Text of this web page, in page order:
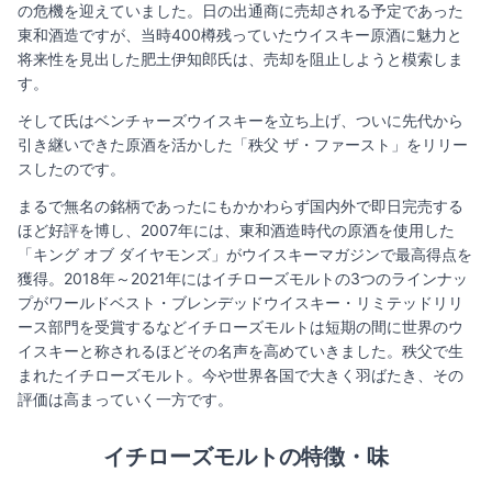
の危機を迎えていました。日の出通商に売却される予定であった
東和酒造ですが、当時400樽残っていたウイスキー原酒に魅力と
将来性を見出した肥土伊知郎氏は、売却を阻止しようと模索しま
す。
そして氏はベンチャーズウイスキーを立ち上げ、ついに先代から
引き継いできた原酒を活かした「秩父 ザ・ファースト」をリリー
スしたのです。
まるで無名の銘柄であったにもかかわらず国内外で即日完売する
ほど好評を博し、2007年には、東和酒造時代の原酒を使用した
「キング オブ ダイヤモンズ」がウイスキーマガジンで最高得点を
獲得。2018年～2021年にはイチローズモルトの3つのラインナッ
プがワールドベスト・ブレンデッドウイスキー・リミテッドリリ
ース部門を受賞するなどイチローズモルトは短期の間に世界のウ
イスキーと称されるほどその名声を高めていきました。秩父で生
まれたイチローズモルト。今や世界各国で大きく羽ばたき、その
評価は高まっていく一方です。
イチローズモルトの特徴・味